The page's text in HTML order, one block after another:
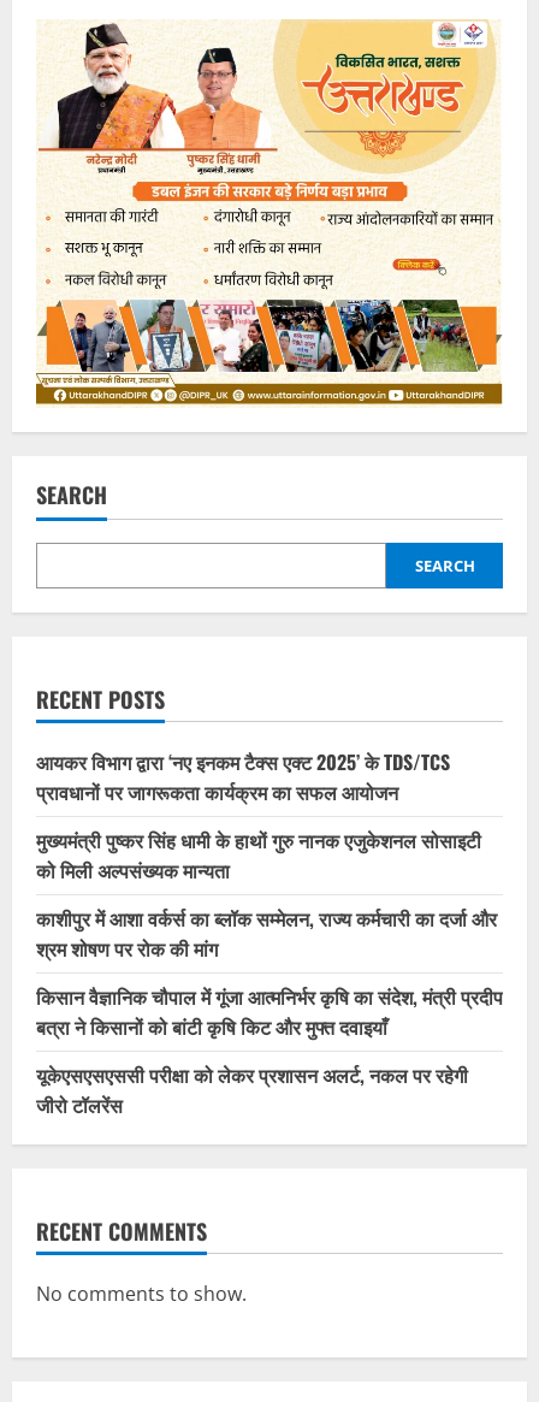
SEARCH
SEARCH
RECENT POSTS
आयकर विभाग द्वारा ‘नए इनकम टैक्स एक्ट 2025’ के TDS/TCS
प्रावधानों पर जागरूकता कार्यक्रम का सफल आयोजन
मुख्यमंत्री पुष्कर सिंह धामी के हाथों गुरु नानक एजुकेशनल सोसाइटी
को मिली अल्पसंख्यक मान्यता
काशीपुर में आशा वर्कर्स का ब्लॉक सम्मेलन, राज्य कर्मचारी का दर्जा और
श्रम शोषण पर रोक की मांग
किसान वैज्ञानिक चौपाल में गूंजा आत्मनिर्भर कृषि का संदेश, मंत्री प्रदीप
बत्रा ने किसानों को बांटी कृषि किट और मुफ्त दवाइयाँ
यूकेएसएसएससी परीक्षा को लेकर प्रशासन अलर्ट, नकल पर रहेगी
जीरो टॉलरेंस
RECENT COMMENTS
No comments to show.